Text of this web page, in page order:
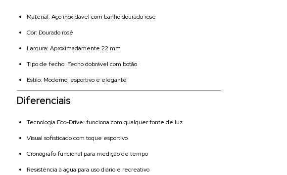
Material: Aço inoxidável com banho dourado rosé
Cor: Dourado rosé
Largura: Aproximadamente 22 mm
Tipo de fecho: Fecho dobrável com botão
Estilo: Moderno, esportivo e elegante
Diferenciais
Tecnologia Eco-Drive: funciona com qualquer fonte de luz
Visual sofisticado com toque esportivo
Cronógrafo funcional para medição de tempo
Resistência à água para uso diário e recreativo